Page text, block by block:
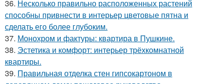
36. Несколько правильно расположенных растений
способны привнести в интерьер цветовые пятна и
сделать его более глубоким.
37. Монохром и фактуры: квартира в Пушкине.
38. Эстетика и комфорт: интерьер трёхкомнатной
квартиры.
39. Правильная отделка стен гипсокартоном в